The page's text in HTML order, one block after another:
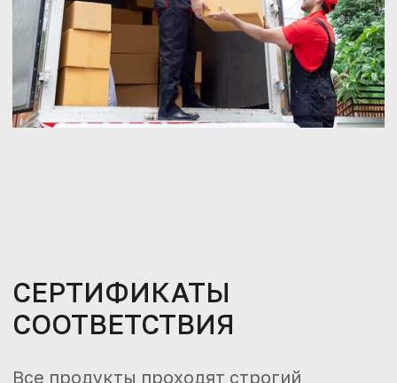
СЕРТИФИКАТЫ
СООТВЕТСТВИЯ
Все продукты проходят строгий